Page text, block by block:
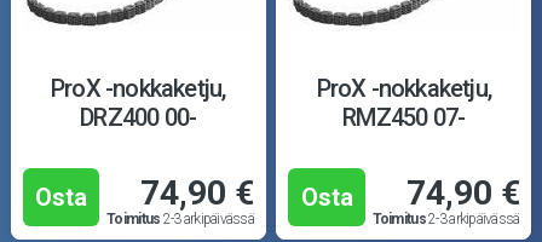
ProX -nokkaketju,
DRZ400 00-
Osta 74,90 €
Toimitus 2-3 arkipäivässä
ProX -nokkaketju,
RMZ450 07-
Osta 74,90 €
Toimitus2-3 arkipäivässä